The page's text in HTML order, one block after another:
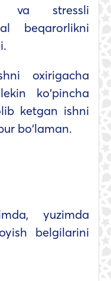
va stressli
beqarorlikni
oxirigacha
ko‘pincha
ketgan ishni
bo‘laman.
yuzimda
belgilarini